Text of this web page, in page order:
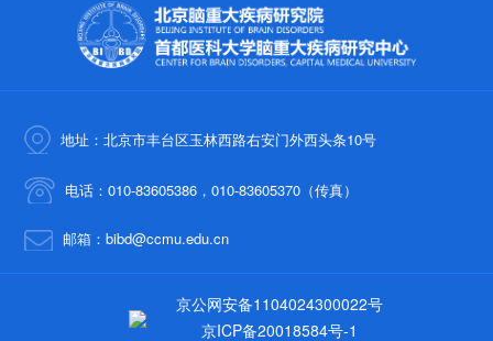
地址：北京市丰台区玉林西路右安门外西头条10号
电话：010-83605386，010-83605370（传真）
邮箱：bibd@ccmu.edu.cn
京公网安备1104024300022号
京ICP备20018584号-1